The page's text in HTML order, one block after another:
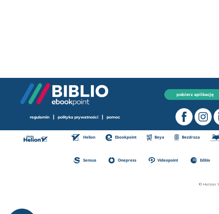
pobierz aplikację
regulamin | polityka prywatności | pomoc
Helion Ebookpoint Beya Bezdroza
Sensus Onepress Videopoint Editio
© Helion